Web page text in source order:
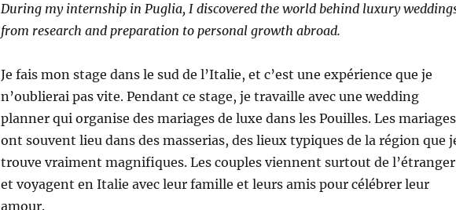
During my internship in Puglia, I discovered the world behind luxury
from research and preparation to personal growth abroad.
Je fais mon stage dans le sud de l’Italie, et c’est une expérience que je
n’oublierai pas vite. Pendant ce stage, je travaille avec une wedding
planner qui organise des mariages de luxe dans les Pouilles. Les mariages
ont souvent lieu dans des masserias, des lieux typiques de la région que
trouve vraiment magnifiques. Les couples viennent surtout de l’étranger
et voyagent en Italie avec leur famille et leurs amis pour célébrer leur
amour.